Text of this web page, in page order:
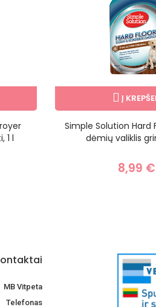
1 l
Į
Simple Solution Hard
dėmių valiklis
8,99 €
MB Vitpeta
Telefonas